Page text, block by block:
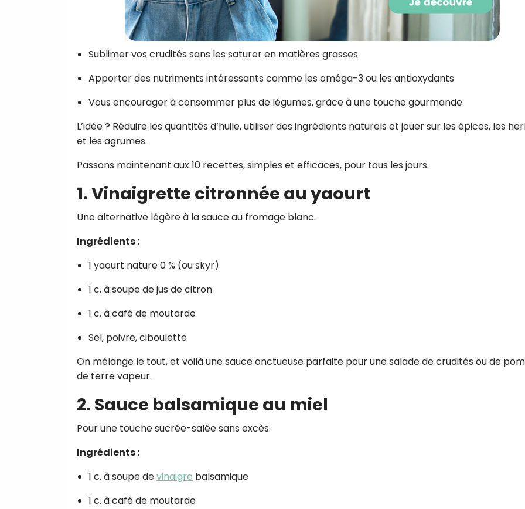
Sublimer vos crudités sans les saturer en matières grasses
Apporter des nutriments intéressants comme les oméga-3 ou les antioxydants
Vous encourager à consommer plus de légumes, grâce à une touche gourmande
L’idée ? Réduire les quantités d’huile, utiliser des ingrédients naturels et jouer sur les épices, les
et les agrumes.
Passons maintenant aux 10 recettes, simples et efficaces, pour tous les jours.
1. Vinaigrette citronnée au yaourt
Une alternative légère à la sauce au fromage blanc.
Ingrédients :
1 yaourt nature 0 % (ou skyr)
1 c. à soupe de jus de citron
1 c. à café de moutarde
Sel, poivre, ciboulette
On mélange le tout, et voilà une sauce onctueuse parfaite pour une salade de crudités ou de
de terre vapeur.
2. Sauce balsamique au miel
Pour une touche sucrée-salée sans excès.
Ingrédients :
1 c. à soupe devinaigre balsamique
1 c. à café de moutarde